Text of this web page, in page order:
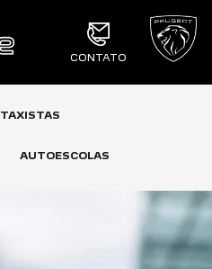
CONTATO
TAXISTAS
AUTOESCOLAS